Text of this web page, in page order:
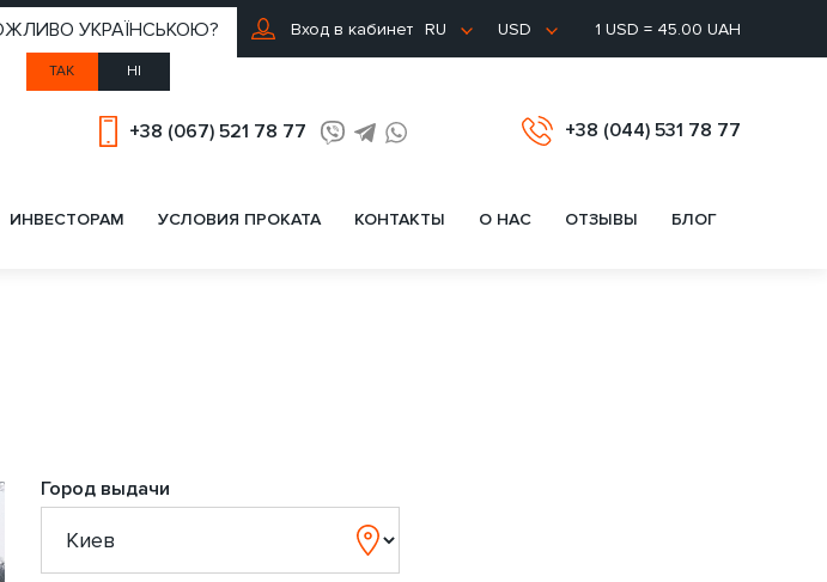
Вход в кабинет RU
УКРАЇНСЬКОЮ?
ТАК НІ
USD 1 USD = 45.00 UAH
+38 (067) 521 78 77 +38 (044) 531 78 77
ИНВЕСТОРАМ УСЛОВИЯ ПРОКАТА КОНТАКТЫ О НАС ОТЗЫВЫ БЛОГ
Город выдачи